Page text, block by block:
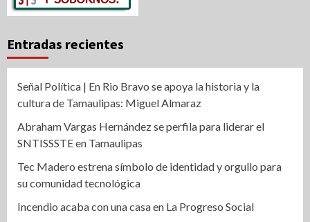
Entradas recientes
Señal Política | En Rio Bravo se apoya la historia y la
cultura de Tamaulipas: Miguel Almaraz
Abraham Vargas Hernández se perfila para liderar el
SNTISSSTE en Tamaulipas
Tec Madero estrena símbolo de identidad y orgullo para
su comunidad tecnológica
Incendio acaba con una casa en La Progreso Social